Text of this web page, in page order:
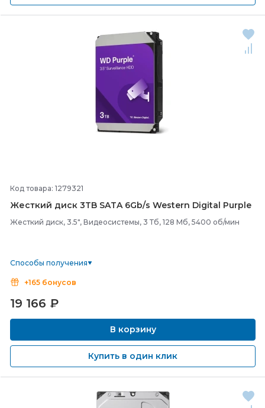
Код товара: 1279321
Жесткий диск 3TB SATA 6Gb/s Western Digital Purple
Жесткий диск, 3.5", Видеосистемы, 3 Тб, 128 Мб, 5400 об/мин
Способы получения
+165 бонусов
19 166 ₽
В корзину
Купить в один клик